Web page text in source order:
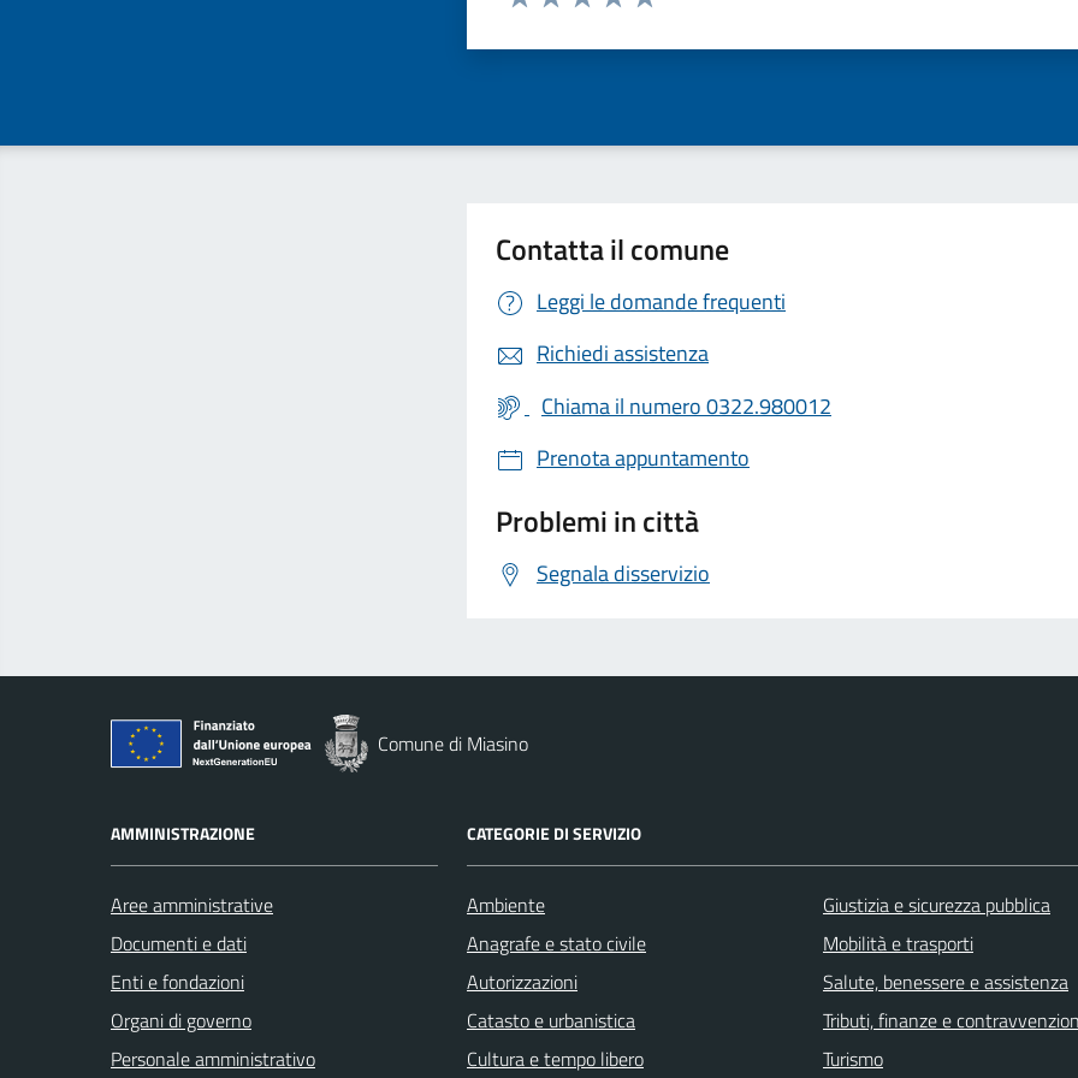
Contatta il comune
Leggi le domande frequenti
Richiedi assistenza
Chiama il numero 0322.980012
Prenota appuntamento
Problemi in città
Segnala disservizio
Comune di Miasino
AMMINISTRAZIONE
Aree amministrative
Documenti e dati
Enti e fondazioni
Organi di governo
Personale amministrativo
CATEGORIE DI SERVIZIO
Ambiente
Anagrafe e stato civile
Autorizzazioni
Catasto e urbanistica
Cultura e tempo libero
Giustizia e sicurezza pubblica
Mobilità e trasporti
Salute, benessere e assistenza
Tributi, finanze e
Turismo